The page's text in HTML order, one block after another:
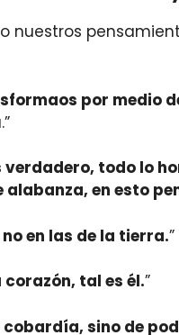
por medio
verdadero, todo lo
en esto
en las de la tierra.”
tal es él.”
cobardía, sino de